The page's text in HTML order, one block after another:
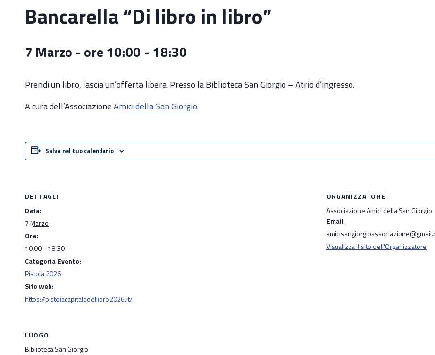
Bancarella “Di libro in libro”
7 Marzo - ore 10:00 - 18:30
Prendi un libro, lascia un’offerta libera. Presso la Biblioteca San Giorgio – Atrio d’ingresso.
A cura dell’AssociazioneAmici della San Giorgio.
Salva nel tuo calendario
DETTAGLI
Data:
7 Marzo
Ora:
10:00 - 18:30
Categoria Evento:
Pistoia 2026
Sito web:
https://pistoiacapitaledellibro2026.it/
ORGANIZZATORE
Associazione Amici della San Giorgio
Email
Visualizza il sito dell'Organizzatore
LUOGO
Biblioteca San Giorgio